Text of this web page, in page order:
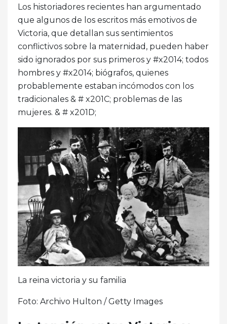
Los historiadores recientes han argumentado
que algunos de los escritos más emotivos de
Victoria, que detallan sus sentimientos
conflictivos sobre la maternidad, pueden haber
sido ignorados por sus primeros y #x2014; todos
hombres y #x2014; biógrafos, quienes
probablemente estaban incómodos con los
tradicionales & # x201C; problemas de las
mujeres. & # x201D;
La reina victoria y su familia
Foto: Archivo Hulton / Getty Images